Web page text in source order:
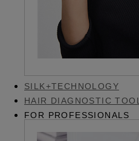
SILK+TECHNOLOGY
HAIR DIAGNOSTIC TOOL
FOR PROFESSIONALS